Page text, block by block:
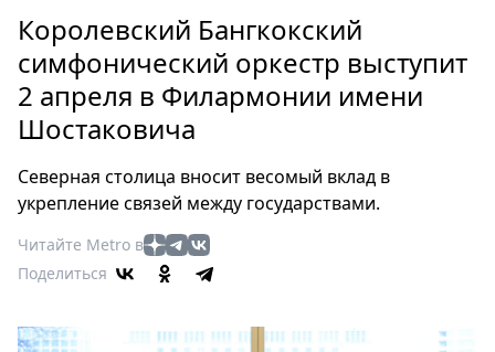
Россия
Мир
Здоровье
Еда
Мода
Театр
Кино
Афиша
Выставки
Королевский Бангкокский
симфонический оркестр выступит
2 апреля в Филармонии имени
Шостаковича
Северная столица вносит весомый вклад в
укрепление связей между государствами.
Читайте Metro в
Поделиться